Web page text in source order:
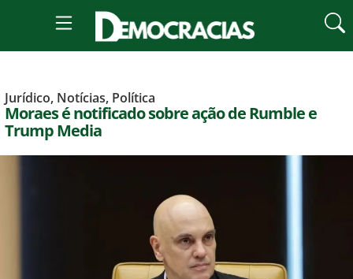
Jurídico, Notícias, Política
Moraes é notificado sobre ação de Rumble e
Trump Media